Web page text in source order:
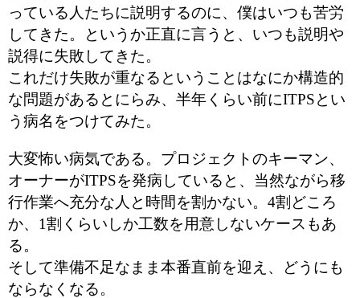
っている人たちに説明するのに、僕はいつも苦労
してきた。というか正直に言うと、いつも説明や
説得に失敗してきた。
これだけ失敗が重なるということはなにか構造的
な問題があるとにらみ、半年くらい前にITPSとい
う病名をつけてみた。
大変怖い病気である。プロジェクトのキーマン、
オーナーがITPSを発病していると、当然ながら移
行作業へ充分な人と時間を割かない。4割どころ
か、1割くらいしか工数を用意しないケースもあ
る。
そして準備不足なまま本番直前を迎え、どうにも
ならなくなる。